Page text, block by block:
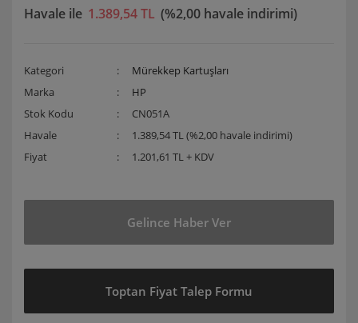
Havale ile 1.389,54 TL (%2,00 havale indirimi)
Kategori
Mürekkep Kartuşları
Marka
HP
Stok Kodu
CN051A
Havale
1.389,54 TL (%2,00 havale indirimi)
Fiyat
1.201,61 TL + KDV
Gelince Haber Ver
Toptan Fiyat Talep Formu